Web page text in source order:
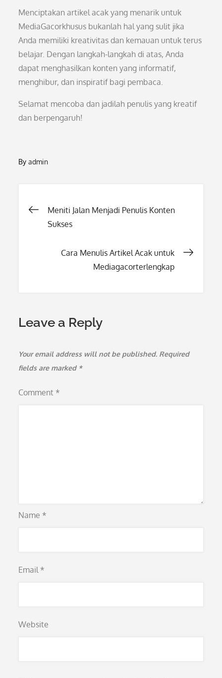
Menciptakan artikel acak yang menarik untuk
MediaGacorkhusus bukanlah hal yang sulit jika
Anda memiliki kreativitas dan kemauan untuk terus
belajar. Dengan langkah-langkah di atas, Anda
dapat menghasilkan konten yang informatif,
menghibur, dan inspiratif bagi pembaca.
Selamat mencoba dan jadilah penulis yang kreatif
dan berpengaruh!
Byadmin
Post
Meniti Jalan Menjadi Penulis Konten
Sukses
Cara Menulis Artikel Acak untuk
Mediagacorterlengkap
Leave a Reply
Your email address will not be published. Required
fields are marked *
Comment *
Name *
Email *
Website